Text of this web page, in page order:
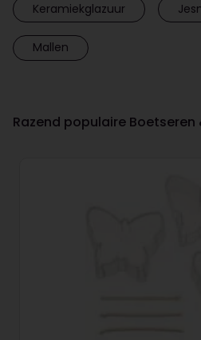
Keramiekglazuur
Mallen
Razend populaire Boetseren